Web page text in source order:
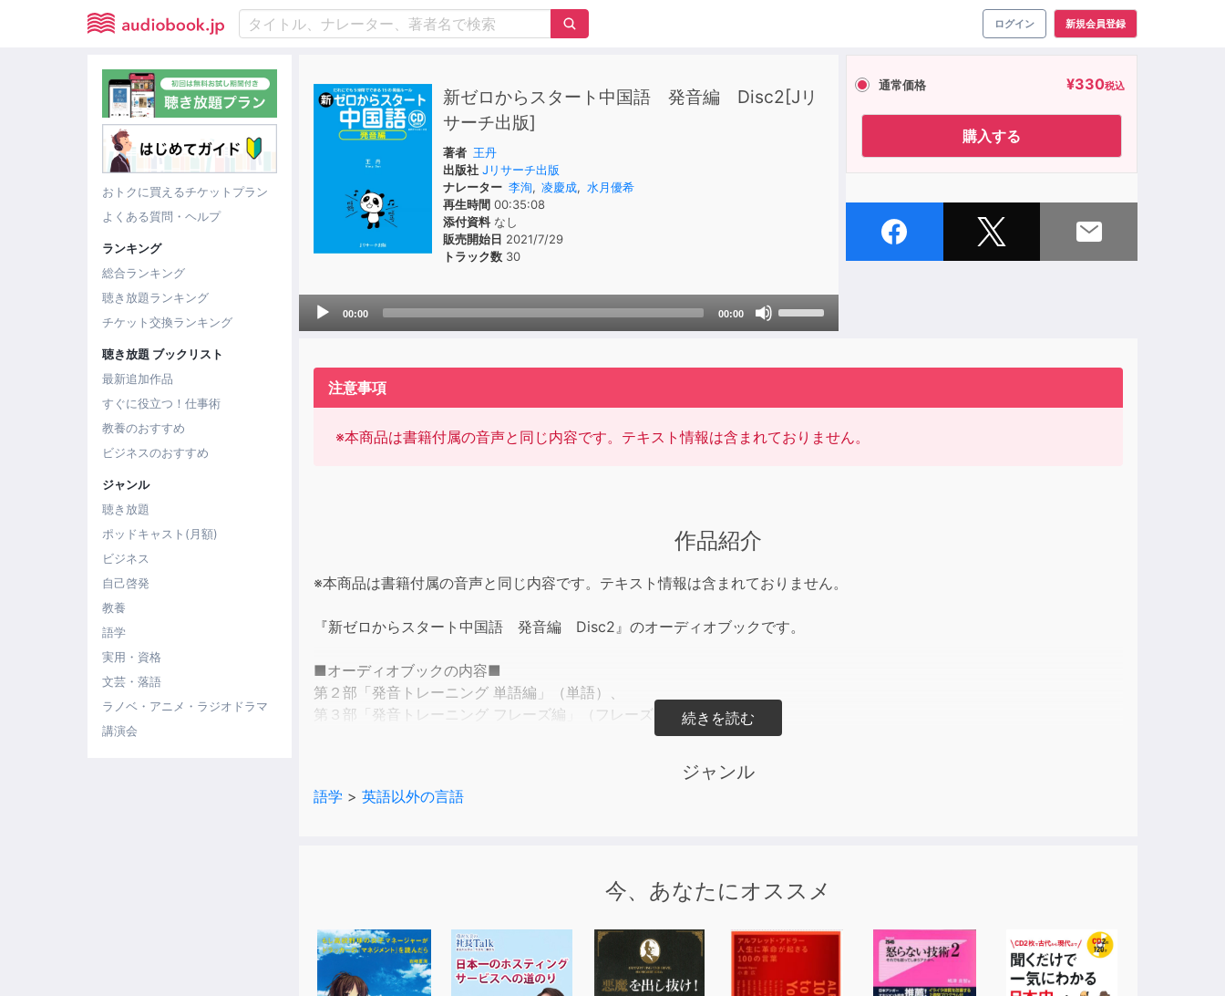
ログイン 新規会員登録
おトクに買えるチケットプラン
よくある質問・ヘルプ
ランキング
総合ランキング
聴き放題ランキング
チケット交換ランキング
聴き放題 ブックリスト
最新追加作品
すぐに役立つ！仕事術
教養のおすすめ
ビジネスのおすすめ
ジャンル
聴き放題
ポッドキャスト(月額)
ビジネス
自己啓発
教養
語学
実用・資格
文芸・落語
ラノベ・アニメ・ラジオドラマ
講演会
新ゼロからスタート中国語 発音編 Disc2[Jリ
サーチ出版]
著者 王丹
出版社 Jリサーチ出版
ナレーター 李洵, 凌慶成, 水月優希
再生時間 00:35:08
添付資料なし
販売開始日 2021/7/29
トラック数 30
Audio
00:00 00:00
keys
or
通常価格 ¥330税込
購入する
注意事項
※本商品は書籍付属の音声と同じ内容です。テキスト情報は含まれておりません。
作品紹介
※本商品は書籍付属の音声と同じ内容です。テキスト情報は含まれておりません。
『新ゼロからスタート中国語 発音編 Disc2』のオーディオブックです。
■オーディオブックの内容■
第２部「発音トレーニング 単語編」（単語）、
第３部「発音トレーニング フレーズ編」（フレーズ）を収録。
中国語は母音が36、子音が21あり、音のバリエーションが多い。また、声調というイントネーションもある。そのため、
音の種類が少なく、アップダウンの少ない日本語に比べるとどうしても難しく感じられる。
のしくみがよくわかる。
音声には、ネイティブスピーカーの発音の後、ポーズが設けられているので、模範音声を真似て自分でも発音できるよう
ジャンル
語学 > 英語以外の言語
今、あなたにオススメ